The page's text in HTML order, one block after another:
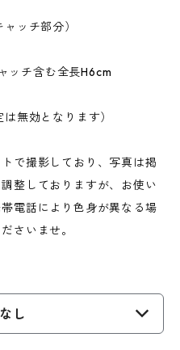
ッチ部分）
ッチ含む全長H6cm
無効となります）
で撮影しており、写真は掲
整しておりますが、お使い
電話により色身が異なる場
さいませ。
し